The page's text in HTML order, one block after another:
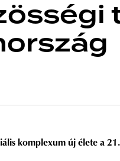
komplexum új élete a